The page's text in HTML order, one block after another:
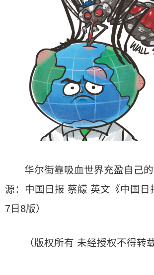
华尔街靠吸血世界充盈自己
源：中国日报 蔡艨 英文《中国日
7日8版）
（版权所有 未经授权不得转载